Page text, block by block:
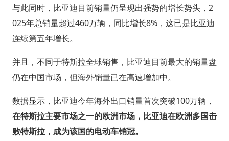
与此同时，比亚迪目前销量仍呈现出强势的增长势头，2
025年总销量超过460万辆，同比增长8%，这已是比亚迪
连续第五年增长。
并且，不同于特斯拉全球销售，比亚迪目前最大的销量盘
仍在中国市场，但海外销量已在高速增加中。
数据显示，比亚迪今年海外出口销量首次突破100万辆，
在特斯拉主要市场之一的欧洲市场，比亚迪在欧洲多国击
败特斯拉，成为该国的电动车销冠。